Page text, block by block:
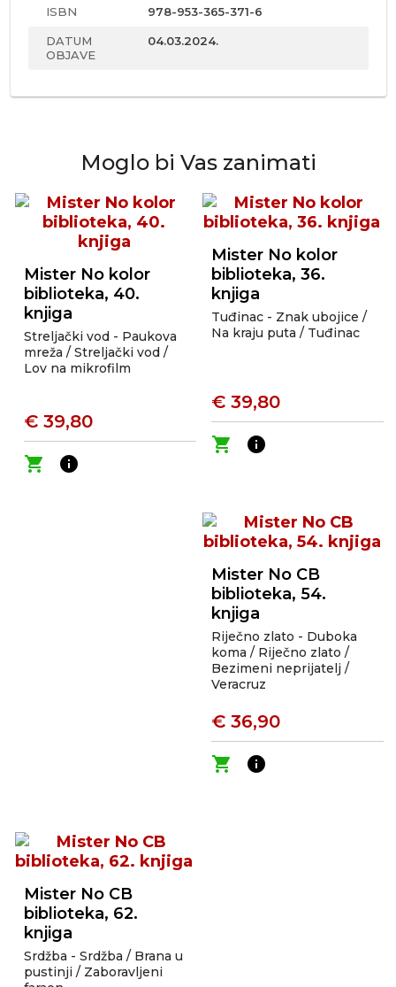
ISBN 978-953-365-371-6
DATUM
OBJAVE
04.03.2024.
Moglo bi Vas zanimati
Mister No kolor
biblioteka, 40.
knjiga
Streljački vod - Paukova
mreža / Streljački vod /
Lov na mikrofilm
€ 39,80
shopping_cart
info
Mister No kolor
biblioteka, 36.
knjiga
Tuđinac - Znak ubojice /
Na kraju puta / Tuđinac
€ 39,80
shopping_cart
info
Mister No CB
biblioteka, 54.
knjiga
Riječno zlato - Duboka
koma / Riječno zlato /
Bezimeni neprijatelj /
Veracruz
€ 36,90
shopping_cart
info
Mister No CB
biblioteka, 62.
knjiga
Srdžba - Srdžba / Brana u
pustinji / Zaboravljeni